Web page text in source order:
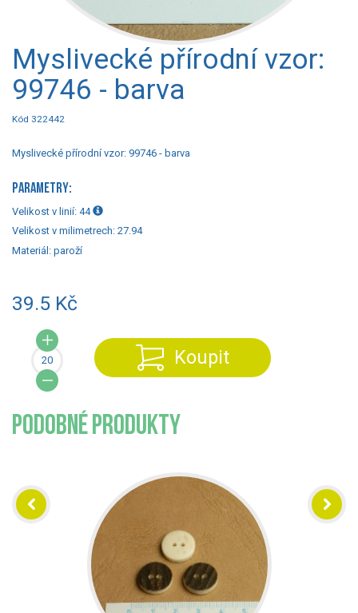
Myslivecké přírodní vzor:
99746 - barva
Kód 322442
Myslivecké přírodní vzor: 99746 - barva
PARAMETRY:
Velikost v linií: 44
Velikost v milimetrech: 27.94
Materiál: paroží
39.5 Kč
Koupit
PODOBNÉ PRODUKTY